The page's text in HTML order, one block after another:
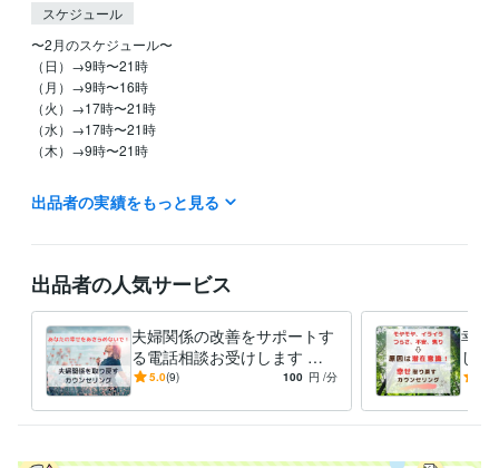
スケジュール
〜2月のスケジュール〜
（日）→9時〜21時
（月）→9時〜16時
（火）→17時〜21時
（水）→17時〜21時
（木）→9時〜21時
電話相談の方は
基本、上記スケジュールでお待ちしております。
経験職種
ライフスタイル・その他 / 占い師
ライフスタイル・その他 / カウンセラー・コーチ 経験年数 : 1年
出品者の実績をもっと見る
出品者の人気サービス
夫婦関係の改善をサポートす
る電話相談お受けします 性
格の不一致で離婚寸前の夫婦
関係へ
5.0(9) 100 円 /分
幸せ
し
本か